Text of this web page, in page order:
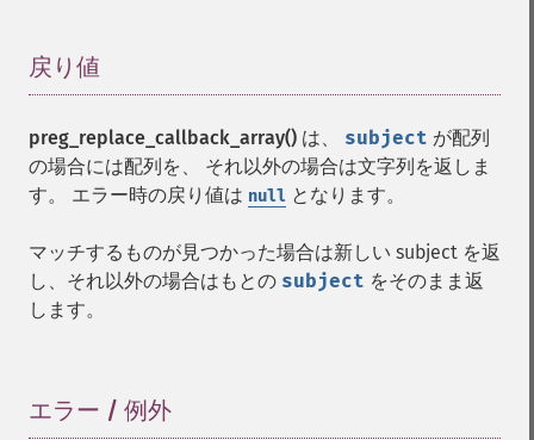
戻り値
preg_replace_callback_array() は、 subject が配列
の場合には配列を、 それ以外の場合は文字列を返しま
す。 エラー時の戻り値は null となります。
マッチするものが見つかった場合は新しい subject を返
し、それ以外の場合はもとの subject をそのまま返
します。
エラー / 例外